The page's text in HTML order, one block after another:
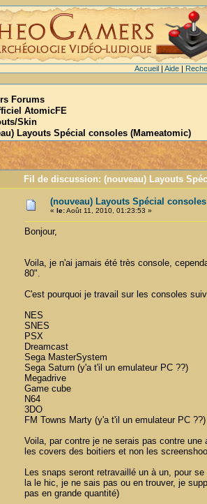
Accueil| Aide|
Forums
AtomicFE
Skin
Layouts Spécial consoles (Mameatomic)
Fil de discussion: (nouveau) Layouts
(nouveau) Layouts Spécial
« le:Août 11, 2010, 01:23:53 »
Bonjour,
Voila, je n'ai jamais été très console,
80".
C'est pourquoi je travail sur les consoles
NES
SNES
PSX
Dreamcast
Sega MasterSystem
Sega Saturn (y'a t'il un emulateur PC ??)
Megadrive
Game cube
N64
3DO
FM Towns Marty (y'a t'il un emulateur PC ??)
Voila, par contre je ne serais pas contre
les covers des boitiers et non les
Les snaps seront retravaillé un à un, pour
la le hic, je ne sais pas ou en trouver, je
pas en grande quantité)